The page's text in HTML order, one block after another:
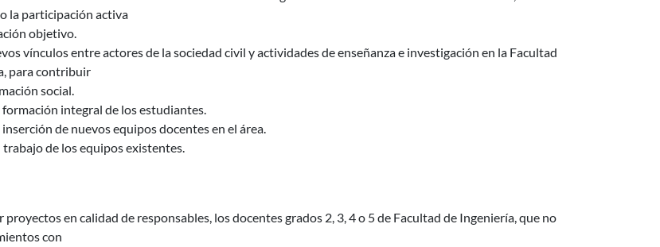
la participación activa
objetivo.
vínculos entre actores de la sociedad civil y actividades de enseñanza e investigación en la Facultad
para contribuir
social.
integral de los estudiantes.
de nuevos equipos docentes en el área.
trabajo de los equipos existentes.
en calidad de responsables, los docentes grados 2, 3, 4 o 5 de Facultad de Ingeniería, que no
con